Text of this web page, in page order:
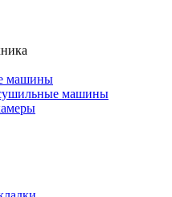
машины
машины